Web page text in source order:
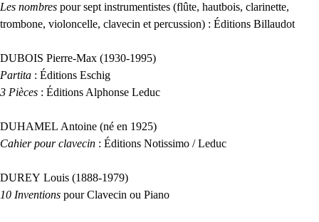
Les nombres pour sept instrumentistes (flûte, hautbois, clarinette,
trombone, violoncelle, clavecin et percussion) : Éditions Billaudot
DUBOIS Pierre-Max (1930-1995)
Partita : Éditions Eschig
3 Pièces : Éditions Alphonse Leduc
DUHAMEL Antoine (né en 1925)
Cahier pour clavecin : Éditions Notissimo / Leduc
DUREY Louis (1888-1979)
10 Inventions pour Clavecin ou Piano